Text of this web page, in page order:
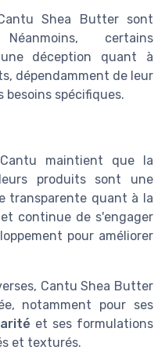
Shea Butter sont
certains
une déception quant à
dépendamment de leur
spécifiques.
maintient que la
produits sont une
transparente quant à la
continue de s'engager
pour améliorer
Cantu Shea Butter
notamment pour ses
et ses formulations
et texturés.